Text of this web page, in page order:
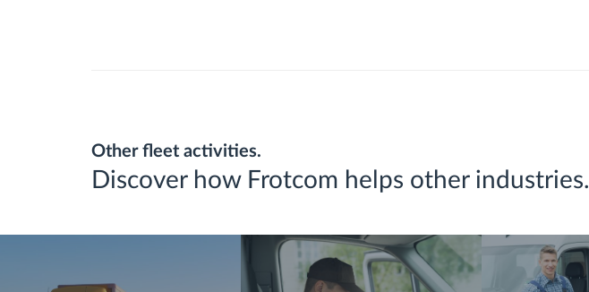
Other fleet activities.
Discover how Frotcom helps other industries.